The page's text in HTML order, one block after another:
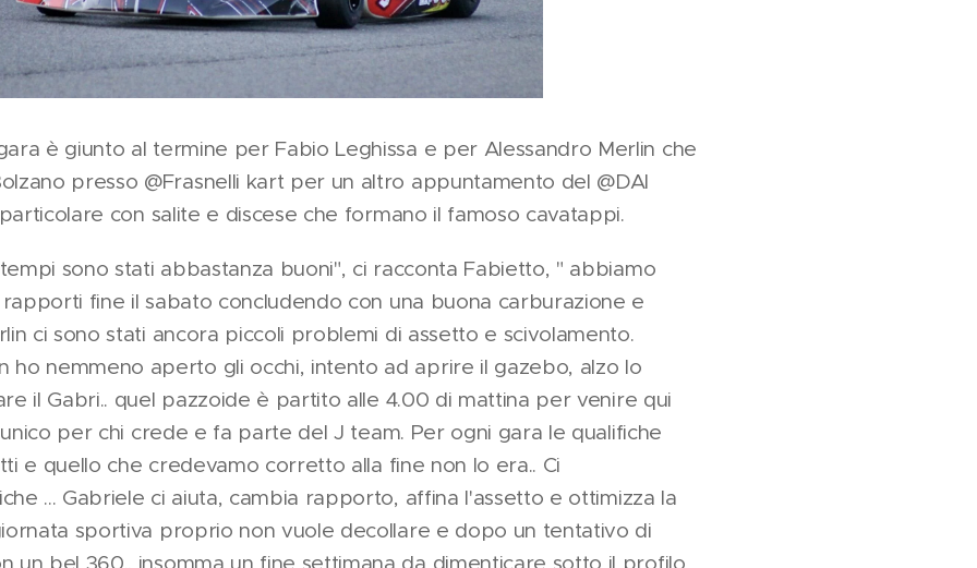
è giunto al termine per Fabio Leghissa e per Alessandro Merlin che
presso @Frasnelli kart per un altro appuntamento del @DAI
con salite e discese che formano il famoso cavatappi.
sono stati abbastanza buoni", ci racconta Fabietto, " abbiamo
fine il sabato concludendo con una buona carburazione e
ci sono stati ancora piccoli problemi di assetto e scivolamento.
ho nemmeno aperto gli occhi, intento ad aprire il gazebo, alzo lo
il Gabri.. quel pazzoide è partito alle 4.00 di mattina per venire qui
per chi crede e fa parte del J team. Per ogni gara le qualifiche
e quello che credevamo corretto alla fine non lo era.. Ci
... Gabriele ci aiuta, cambia rapporto, affina l'assetto e ottimizza la
sportiva proprio non vuole decollare e dopo un tentativo di